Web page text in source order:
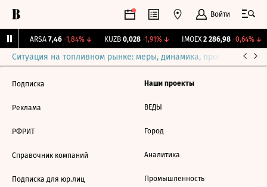
Войти
ARSA 7,46 -1,84%↓ KUZB 0,028 -1,91%↓ IMOEX 2 286,98 -0,64%↓
Ситуация на топливном рынке: меры, динамика, прогнозы
Подписка
Реклама
РФРИТ
Справочник компаний
Подписка для юр.лиц
Наши проекты
ВЕДЫ
Город
Аналитика
Промышленность